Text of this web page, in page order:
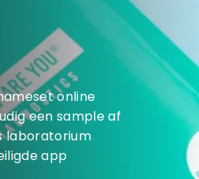
online
een sample af
laboratorium
app